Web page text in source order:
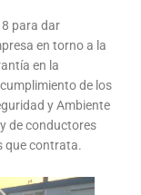
para dar
en torno a la
en la
de los
y Ambiente
de conductores
que contrata.